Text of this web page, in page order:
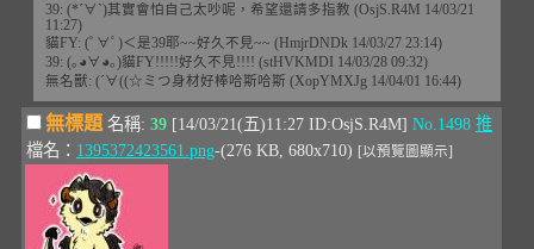
39: (*´∀`)其實會怕自己太吵呢，希望還請多指教 (OsjS.R4M 14/03/21
11:27)
貓FY: (ﾟ∀ﾟ)＜是39耶~~好久不見~~ (HmjrDNDk 14/03/27 23:14)
39: (｡◕∀◕｡)貓FY!!!!!好久不見!!!! (stHVKMDI 14/03/28 09:32)
無名獸: (´∀((☆ミつ身材好棒哈斯哈斯 (XopYMXJg 14/04/01 16:44)
無標題 名稱: 39 [14/03/21(五)11:27 ID:OsjS.R4M] No.1498 推
檔名： 1395372423561.png-(276 KB, 680x710) [以預覽圖顯示]